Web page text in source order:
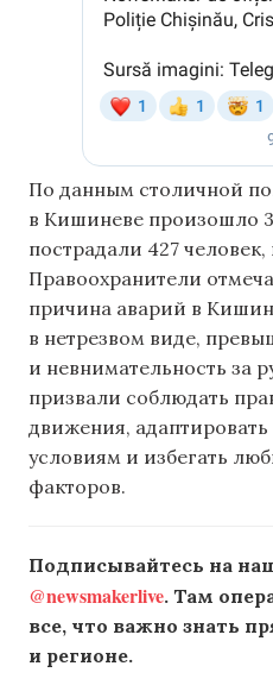
По данным столичной
в Кишиневе произошло
пострадали 427
Правоохранители
причина аварий в
в нетрезвом виде,
и невнимательность за
призвали соблюдать
движения,
условиям и избегать
факторов.
Подписывайтесь на
@newsmakerlive. Там
все, что важно знать
и регионе.